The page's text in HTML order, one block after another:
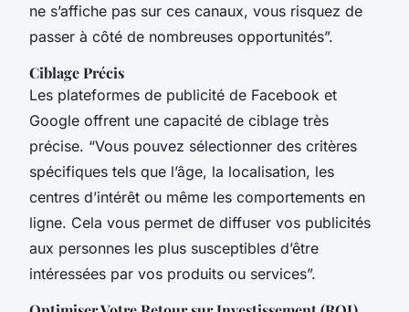
ne s’affiche pas sur ces canaux, vous risquez de
passer à côté de nombreuses opportunités”.
Ciblage Précis
Les plateformes de publicité de Facebook et
Google offrent une capacité de ciblage très
précise. “Vous pouvez sélectionner des critères
spécifiques tels que l’âge, la localisation, les
centres d’intérêt ou même les comportements en
ligne. Cela vous permet de diffuser vos publicités
aux personnes les plus susceptibles d’être
intéressées par vos produits ou services”.